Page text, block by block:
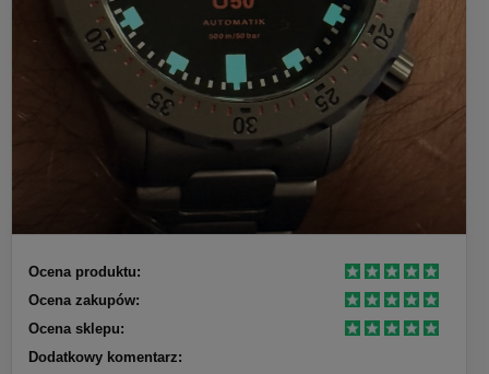
Ocena produktu:
Ocena zakupów:
Ocena sklepu:
Dodatkowy komentarz: